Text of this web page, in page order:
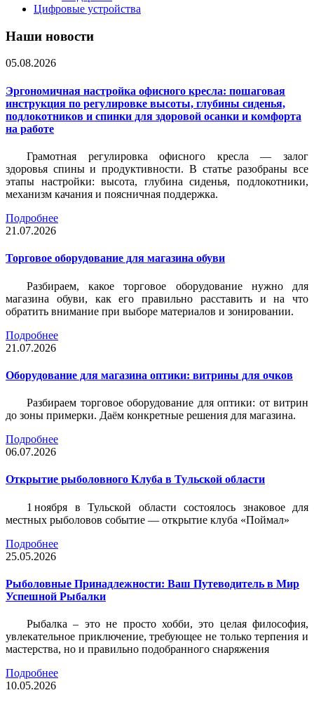
Цифровые устройства
Наши новости
05.08.2026
Эргономичная настройка офисного кресла: пошаговая
инструкция по регулировке высоты, глубины сиденья,
подлокотников и спинки для здоровой осанки и комфорта
на работе
Грамотная регулировка офисного кресла — залог
здоровья спины и продуктивности. В статье разобраны все
этапы настройки: высота, глубина сиденья, подлокотники,
механизм качания и поясничная поддержка.
Подробнее
21.07.2026
Торговое оборудование для магазина обуви
Разбираем, какое торговое оборудование нужно для
магазина обуви, как его правильно расставить и на что
обратить внимание при выборе материалов и зонировании.
Подробнее
21.07.2026
Оборудование для магазина оптики: витрины для очков
Разбираем торговое оборудование для оптики: от витрин
до зоны примерки. Даём конкретные решения для магазина.
Подробнее
06.07.2026
Открытие рыболовного Клуба в Тульской области
1 ноября в Тульской области состоялось знаковое для
местных рыболовов событие — открытие клуба «Поймал»
Подробнее
25.05.2026
Рыболовные Принадлежности: Ваш Путеводитель в Мир
Успешной Рыбалки
Рыбалка – это не просто хобби, это целая философия,
увлекательное приключение, требующее не только терпения и
мастерства, но и правильно подобранного снаряжения
Подробнее
10.05.2026